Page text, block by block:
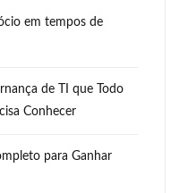
em tempos de
de TI que Todo
Conhecer
para Ganhar